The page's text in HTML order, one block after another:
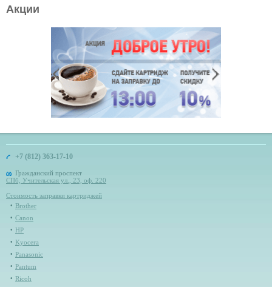
Акции
+7 (812) 363-17-10
Гражданский проспект
СПб, Учительская ул., 23, оф. 220
Стоимость заправки картриджей
Brother
Canon
HP
Kyocera
Panasonic
Pantum
Ricoh